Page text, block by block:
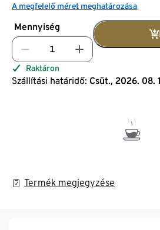
A megfelelő méret meghatározása
Mennyiség
Raktáron
Szállítási határidő: Csüt., 2026. 08.
Termék megjegyzése